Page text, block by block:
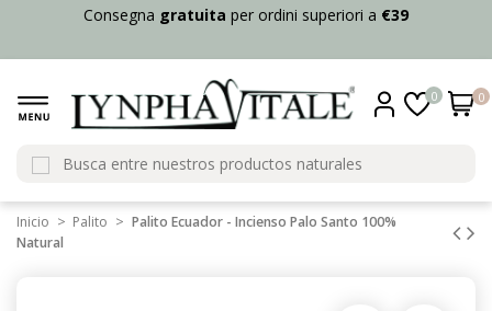
Consegna gratuita per ordini superiori a €39
0 0
Inicio Palito
Palito Ecuador - Incienso Palo Santo 100%
Natural